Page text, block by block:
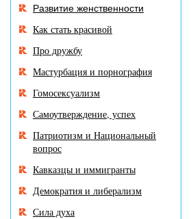
Развитие женственности
Как стать красивой
Про дружбу
Мастурбация и порнография
Гомосексуализм
Самоутверждение, успех
Патриотизм и Национальный
вопрос
Кавказцы и иммигранты
Демократия и либерализм
Сила духа